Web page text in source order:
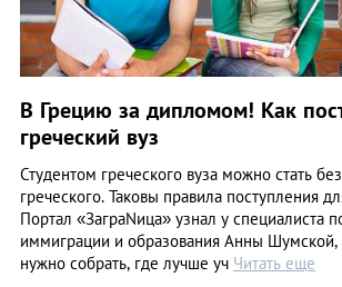
В Грецию за дипломом! Как
греческий вуз
Студентом греческого вуза можно стать
греческого. Таковы правила поступления
Портал «ЗаграNица» узнал у специалиста
иммиграции и образования Анны Шумской,
нужно собрать, где лучше уч Читать еще